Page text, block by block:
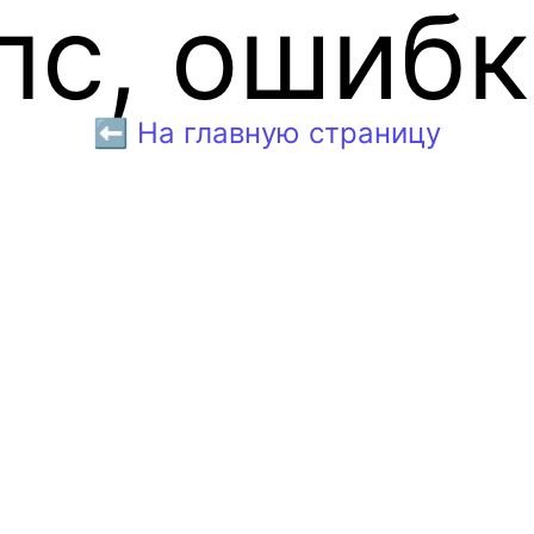
⬅️ На главную страницу